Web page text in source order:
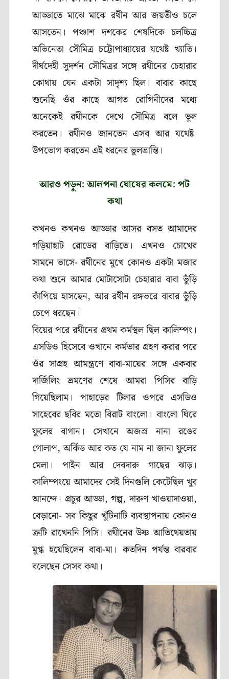
আড্ডাতে মাঝে মাঝে রথীন আর জয়তীও চলে
আসতেন। পঞ্চাশ দশকের শেষদিকে চলচ্চিত্র
অভিনেতা সৌমিত্র চট্টোপাধ্যায়ের যথেষ্ট খ্যাতি।
দীর্ঘদেহী সুদর্শন সৌমিত্রর সঙ্গে রথীনের চেহারার
কোথায় যেন একটা সাদৃশ্য ছিল। বাবার কাছে
শুনেছি ওঁর কাছে আগত রোগিনীদের মধ্যে
অনেকেই রথীনকে দেখে সৌমিত্র বলে ভুল
করতেন। রথীনও জানতেন এসব আর যথেষ্ট
উপভোগ করতেন এই ধরনের ভুলভ্রান্তি।
আরও পড়ুন: আলপনা ঘোষের কলমে: পট
কথা
কখনও কখনও আড্ডার আসর বসত আমাদের
গড়িয়াহাট রোডের বাড়িতে। এখনও চোখের
সামনে ভাসে- রথীনের মুখে কোনও একটা মজার
কথা শুনে আমার মোটাসোটা চেহারার বাবা ভুঁড়ি
কাঁপিয়ে হাসছেন, আর রথীন রঙ্গভরে বাবার ভুঁড়ি
চেপে ধরছেন।
বিয়ের পরে রথীনের প্রথম কর্মস্থল ছিল কালিম্পং।
এসডিও হিসেবে ওখানে কর্মভার গ্রহণ করার পরে
ওঁর সাগ্রহ আমন্ত্রণে বাবা-মায়ের সঙ্গে একবার
দার্জিলিং ভ্রমণের শেষে আমরা পিসির বাড়ি
গিয়েছিলাম। পাহাড়ের টিলার ওপরে এসডিও
সাহেবের ছবির মতো বিরাট বাংলো। বাংলো ঘিরে
ফুলের বাগান। সেখানে অজস্র নানা রঙের
গোলাপ, অর্কিড আর কত যে নাম না জানা ফুলের
মেলা। পাইন আর দেবদারু গাছের ঝাড়।
কালিম্পংয়ে আমাদের সেই দিনগুলি কেটেছিল খুব
আনন্দে। প্রচুর আড্ডা, গল্প, দারুণ খাওয়াদাওয়া,
বেড়ানো- সব কিছুর খুঁটিনাটি ব্যবস্থাপনায় কোনও
ত্রুটি রাখেননি পিসি। রথীনের উষ্ণ আতিথেয়তায়
মুগ্ধ হয়েছিলেন বাবা-মা। কতদিন পর্যন্ত বারবার
বলেছেন সেসব কথা।